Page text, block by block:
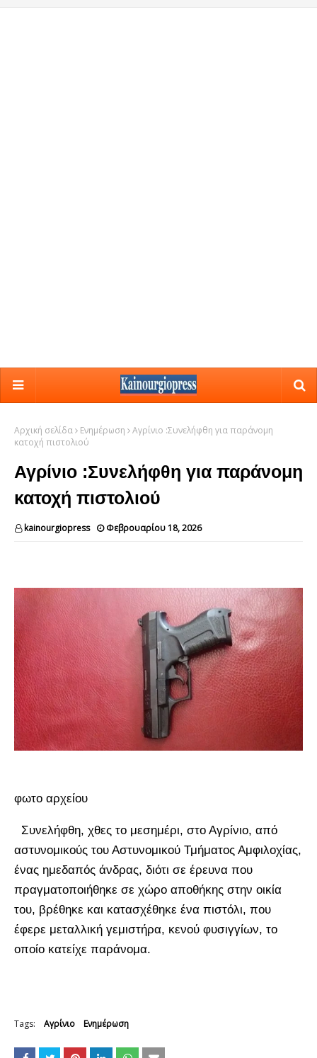
Αρχική σελίδα Ενημέρωση
Αγρίνιο :Συνελήφθη για παράνομη
κατοχή πιστολιού
Αγρίνιο :Συνελήφθη για παράνομη
κατοχή πιστολιού
kainourgiopress Φεβρουαρίου 18, 2026
φωτο αρχείου
Συνελήφθη, χθες το μεσημέρι, στο Αγρίνιο, από
αστυνομικούς του Αστυνομικού Τμήματος Αμφιλοχίας,
ένας ημεδαπός άνδρας, διότι σε έρευνα που
πραγματοποιήθηκε σε χώρο αποθήκης στην οικία
του, βρέθηκε και κατασχέθηκε ένα πιστόλι, που
έφερε μεταλλική γεμιστήρα, κενού φυσιγγίων, το
οποίο κατείχε παράνομα.
Tags: Αγρίνιο Ενημέρωση